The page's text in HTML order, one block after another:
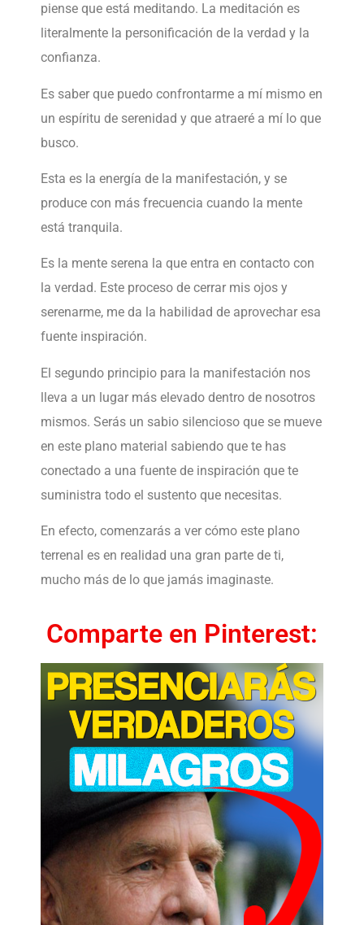
piense que está meditando. La meditación es
literalmente la personificación de la verdad y la
confianza.
Es saber que puedo confrontarme a mí mismo en
un espíritu de serenidad y que atraeré a mí lo que
busco.
Esta es la energía de la manifestación, y se
produce con más frecuencia cuando la mente
está tranquila.
Es la mente serena la que entra en contacto con
la verdad. Este proceso de cerrar mis ojos y
serenarme, me da la habilidad de aprovechar esa
fuente inspiración.
El segundo principio para la manifestación nos
lleva a un lugar más elevado dentro de nosotros
mismos. Serás un sabio silencioso que se mueve
en este plano material sabiendo que te has
conectado a una fuente de inspiración que te
suministra todo el sustento que necesitas.
En efecto, comenzarás a ver cómo este plano
terrenal es en realidad una gran parte de ti,
mucho más de lo que jamás imaginaste.
Comparte en Pinterest: